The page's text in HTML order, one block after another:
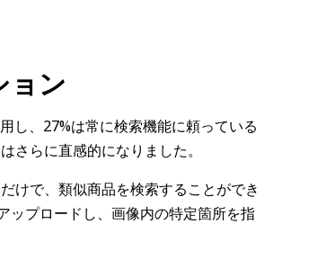
ョン
し、27%は常に検索機能に頼っている
さらに直感的になりました。
けで、類似商品を検索することができ
ップロードし、画像内の特定箇所を指